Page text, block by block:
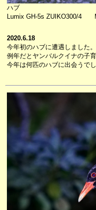
ハブ
Lumix GH-5s ZUIKO300/4
2020.6.18
今年初のハブに遭遇しました。
例年だとヤンバルクイナの子
今年は何匹のハブに出会うでし